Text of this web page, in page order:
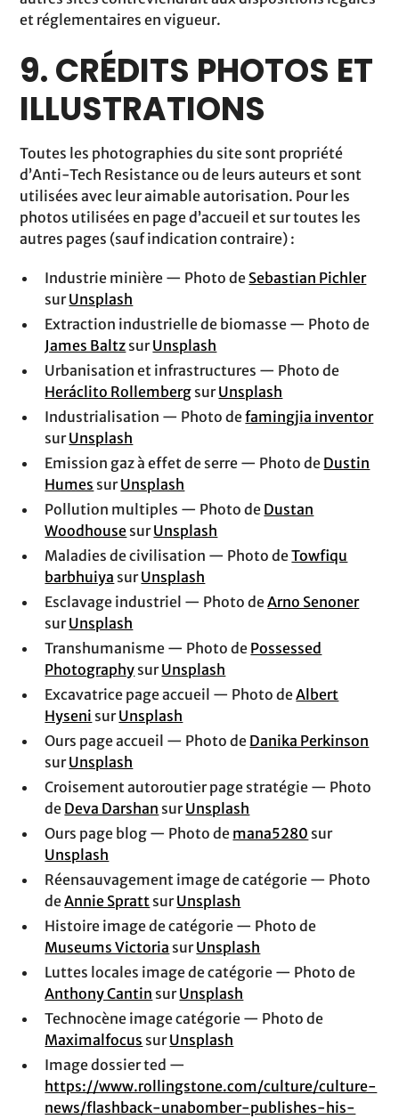
et réglementaires en vigueur.
9. CRÉDITS PHOTOS ET
ILLUSTRATIONS
Toutes les photographies du site sont propriété
d’Anti-Tech Resistance ou de leurs auteurs et sont
utilisées avec leur aimable autorisation. Pour les
photos utilisées en page d’accueil et sur toutes les
autres pages (sauf indication contraire) :
Industrie minière — Photo de Sebastian Pichler
surUnsplash
Extraction industrielle de biomasse — Photo de
James Baltz surUnsplash
Urbanisation et infrastructures — Photo de
Heráclito Rollemberg surUnsplash
Industrialisation — Photo defamingjia inventor
surUnsplash
Emission gaz à effet de serre — Photo de Dustin
Humes surUnsplash
Pollution multiples — Photo de Dustan
Woodhouse surUnsplash
Maladies de civilisation — Photo deTowfiqu
barbhuiya surUnsplash
Esclavage industriel — Photo deArno Senoner
surUnsplash
Transhumanisme — Photo de Possessed
Photography surUnsplash
Excavatrice page accueil — Photo deAlbert
Hyseni surUnsplash
Ours page accueil — Photo de Danika Perkinson
surUnsplash
Croisement autoroutier page stratégie — Photo
de Deva Darshan surUnsplash
Ours page blog — Photo de mana5280 sur
Unsplash
Réensauvagement image de catégorie — Photo
deAnnie Spratt surUnsplash
Histoire image de catégorie — Photo de
Museums Victoria surUnsplash
Luttes locales image de catégorie — Photo de
Anthony Cantin surUnsplash
Technocène image catégorie — Photo de
Maximalfocus surUnsplash
Image dossier ted —
https://www.rollingstone.com/culture/culture-
news/flashback-unabomber-publishes-his-